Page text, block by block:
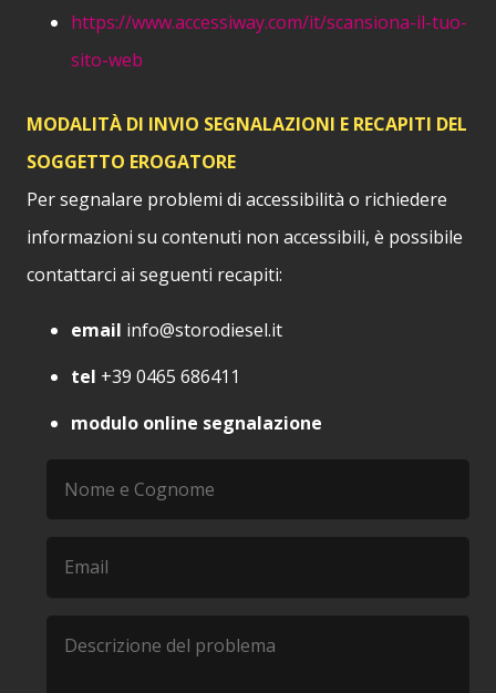
https://www.accessiway.com/it/scansiona-il-tuo-
sito-web
MODALITÀ DI INVIO SEGNALAZIONI E RECAPITI DEL
SOGGETTO EROGATORE
Per segnalare problemi di accessibilità o richiedere
informazioni su contenuti non accessibili, è possibile
contattarci ai seguenti recapiti:
email info@storodiesel.it
tel +39 0465 686411
modulo online segnalazione